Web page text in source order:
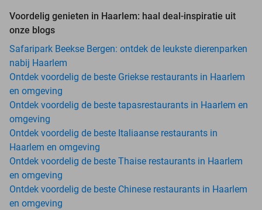
Voordelig genieten in Haarlem: haal deal-inspiratie uit
onze blogs
Safaripark Beekse Bergen: ontdek de leukste dierenparken
nabij Haarlem
Ontdek voordelig de beste Griekse restaurants in Haarlem
en omgeving
Ontdek voordelig de beste tapasrestaurants in Haarlem en
omgeving
Ontdek voordelig de beste Italiaanse restaurants in
Haarlem en omgeving
Ontdek voordelig de beste Thaise restaurants in Haarlem
en omgeving
Ontdek voordelig de beste Chinese restaurants in Haarlem
en omgeving